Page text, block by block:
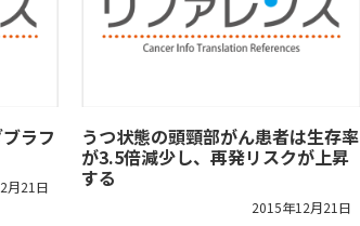
ラフ
月21日
うつ状態の頭頸部がん患者は生存率
が3.5倍減少し、再発リスクが上昇
する
2015年12月21日